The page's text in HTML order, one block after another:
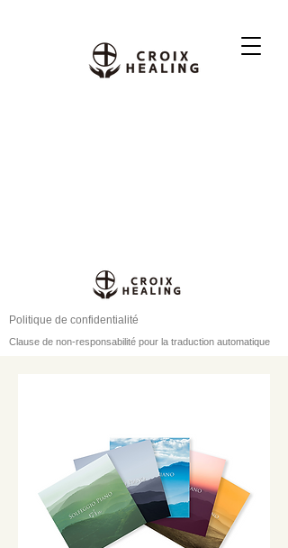
Politique de confidentialité
Clause de non-responsabilité pour la traduction automatique